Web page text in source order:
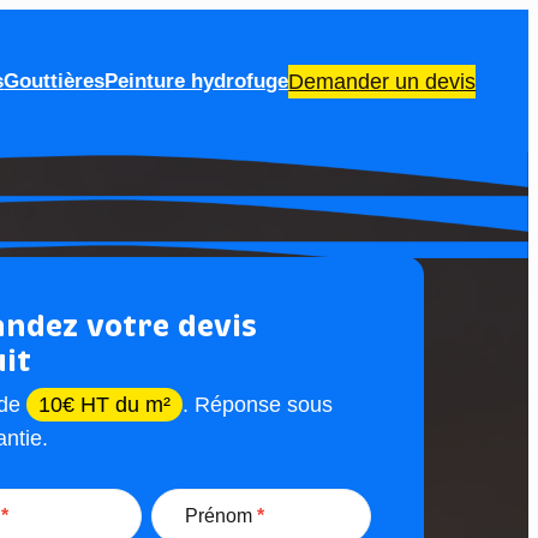
GouttièresPeinture hydrofugeDemander un devis
votre devis
10€ HT du m² . Réponse sous
* Prénom *